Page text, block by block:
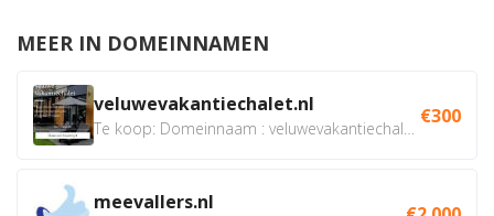
MEER IN DOMEINNAMEN
veluwevakantiechalet.nl €300
meevallers.nl